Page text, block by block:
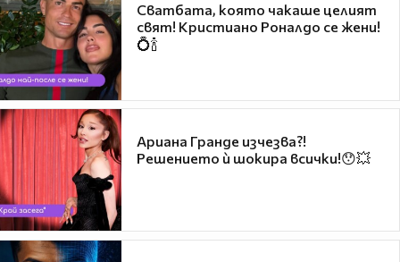
Сватбата, която чакаше целият
свят! Кристиано Роналдо се жени!
💍🍾
Ариана Гранде изчезва?!
Решението ѝ шокира всички!😯💥